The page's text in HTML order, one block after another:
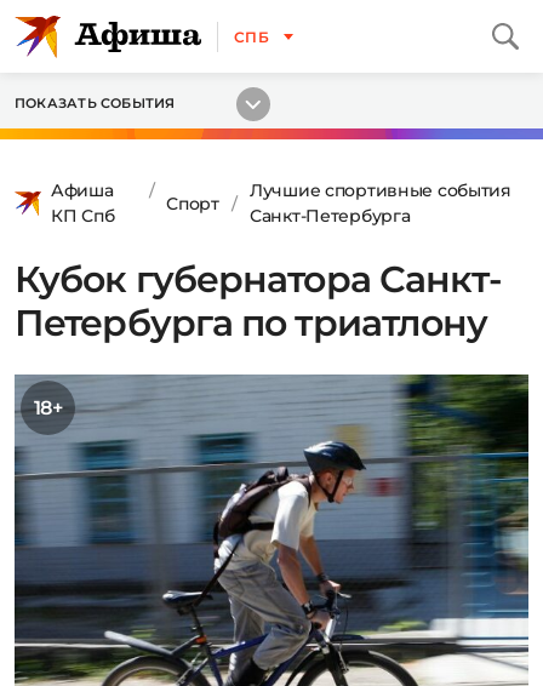
СПБ
ПОКАЗАТЬ СОБЫТИЯ
Афиша
КП Спб
Спорт
Лучшие спортивные события
Санкт-Петербурга
Кубок губернатора Санкт-
Петербурга по триатлону
18+